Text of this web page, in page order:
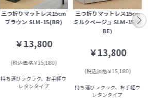
三つ折りマットレス15cm
ブラウン SLM-15(BR)
￥13,800
(税込価格￥15,180)
持ち運びラクラク、お手軽ウ
レタンタイプ
三つ折りマットレス15cm
ミルクベージュ SLM-15(M
BE)
￥13,800
(税込価格￥15,180)
持ち運びラクラク、お手軽ウ
レタンタイプ